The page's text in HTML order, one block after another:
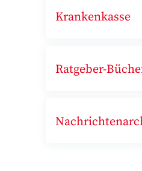
Krankenkasse
Ratgeber-